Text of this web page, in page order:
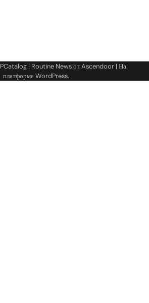
PCatalog | Routine News отAscendoor | На
платформеWordPress.